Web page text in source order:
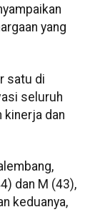
yang
satu di
seluruh
kinerja dan
dan M (43),
keduanya,